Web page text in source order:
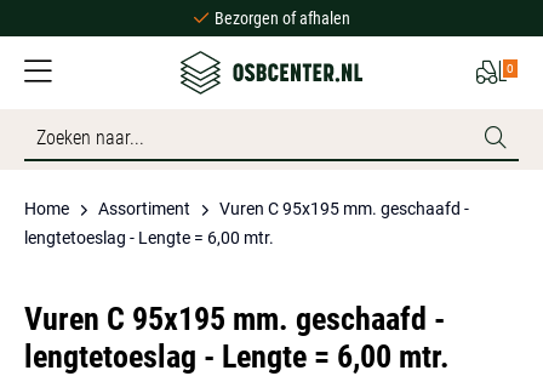
Bezorgen of afhalen
Ruime voorraad
0
Home Assortiment
Vuren C 95x195 mm. geschaafd -
lengtetoeslag - Lengte = 6,00 mtr.
Vuren C 95x195 mm. geschaafd -
lengtetoeslag - Lengte = 6,00 mtr.